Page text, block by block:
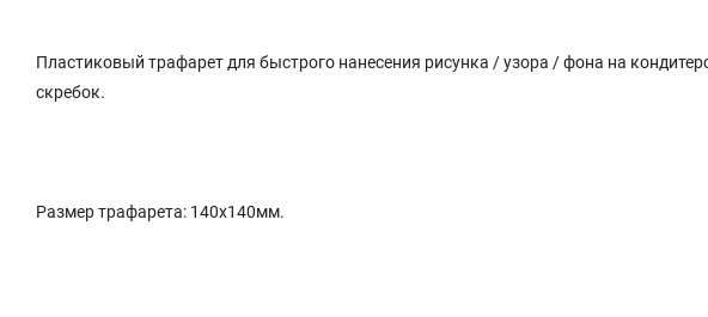
Пластиковый трафарет для быстрого нанесения рисунка / узора / фона на
скребок.
Размер трафарета: 140х140мм.